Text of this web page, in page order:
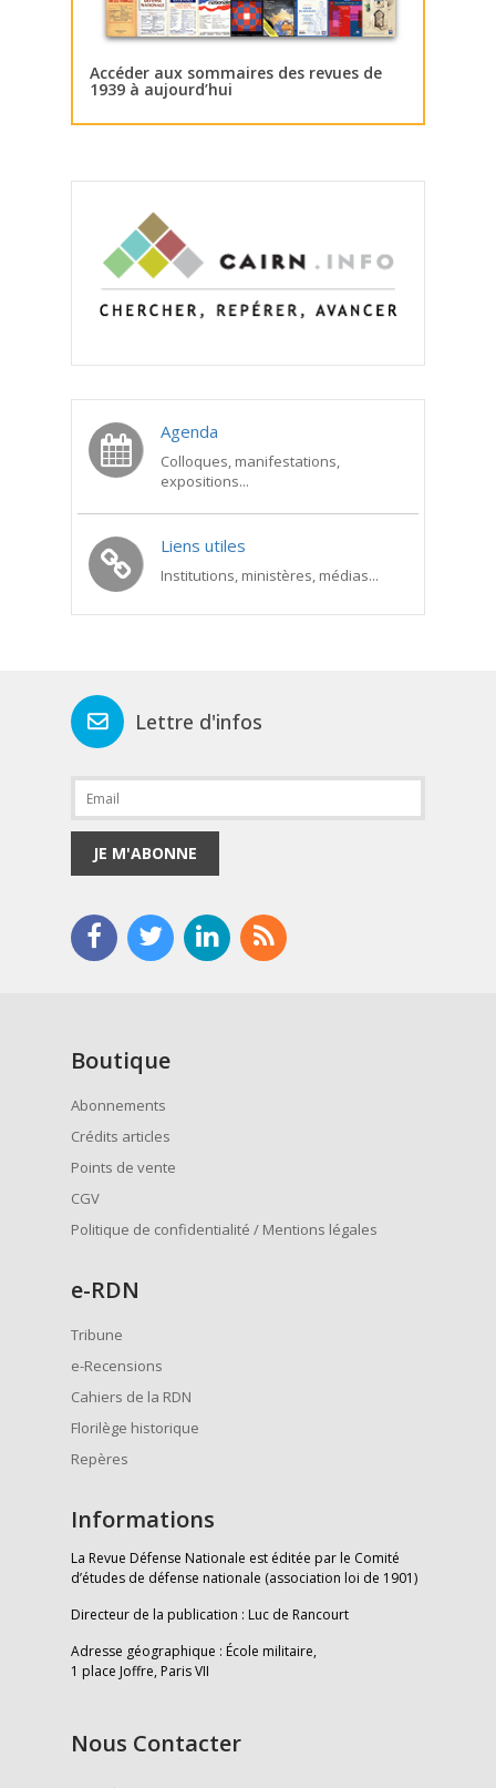
Accéder aux sommaires des revues de
1939 à aujourd’hui
Agenda
Colloques, manifestations,
expositions...
Liens utiles
Institutions, ministères, médias...
Lettre d'infos
JE M'ABONNE
Boutique
Abonnements
Crédits articles
Points de vente
CGV
Politique de confidentialité / Mentions légales
e-RDN
Tribune
e-Recensions
Cahiers de la RDN
Florilège historique
Repères
Informations
La Revue Défense Nationale est éditée par le Comité
d’études de défense nationale (association loi de 1901)
Directeur de la publication : Luc de Rancourt
Adresse géographique : École militaire,
1 place Joffre, Paris VII
Nous Contacter